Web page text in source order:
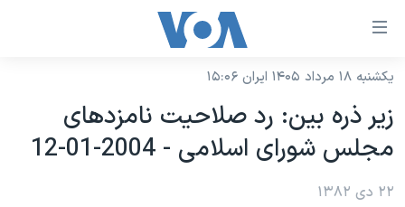
لینکهای
دسترسی
جهش
محتوای
اصلی
نسخه سبک وب‌سایت
موضوع ها
ایران
برنامه های تلویزیونی
یکشنبه ۱۸ مرداد ۱۴۰۵ ایران ۱۵:۰۶
زير ذره بين: رد صلاحيت نامزدهای
مجلس شورای اسلامی - 2004-01-12
۲۲ دی ۱۳۸۲